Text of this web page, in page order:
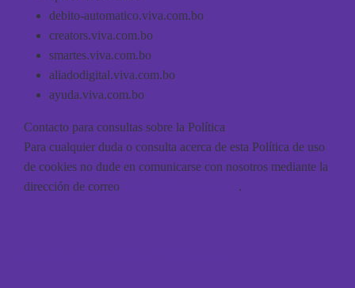
debito-automatico.viva.com.bo
creators.viva.com.bo
smartes.viva.com.bo
aliadodigital.viva.com.bo
ayuda.viva.com.bo
Contacto para consultas sobre la Política
Para cualquier duda o consulta acerca de esta Política de uso
de cookies no dude en comunicarse con nosotros mediante la
dirección de correo
.